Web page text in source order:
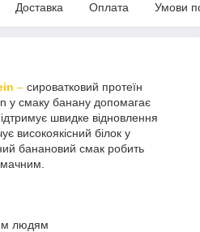
Доставка Оплата Умови
– сироватковий протеїн
у смаку банану допомагає
швидке відновлення
високоякісний білок у
банановий смак робить
людям